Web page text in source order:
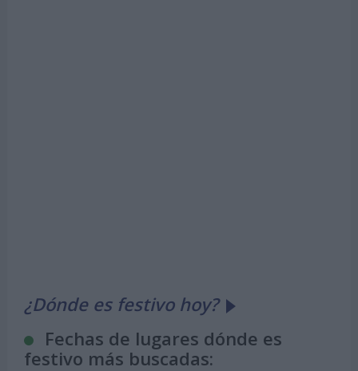
¿Dónde es festivo hoy?
Fechas de lugares dónde es
festivo más buscadas: